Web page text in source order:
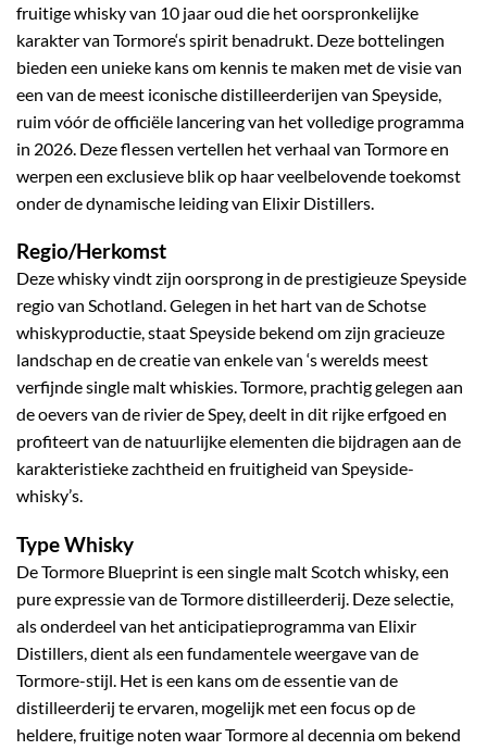
fruitige whisky van 10 jaar oud die het oorspronkelijke
karakter van Tormore‘s spirit benadrukt. Deze bottelingen
bieden een unieke kans om kennis te maken met de visie van
een van de meest iconische distilleerderijen van Speyside,
ruim vóór de officiële lancering van het volledige programma
in 2026. Deze flessen vertellen het verhaal van Tormore en
werpen een exclusieve blik op haar veelbelovende toekomst
onder de dynamische leiding van Elixir Distillers.
Regio/Herkomst
Deze whisky vindt zijn oorsprong in de prestigieuze Speyside
regio van Schotland. Gelegen in het hart van de Schotse
whiskyproductie, staat Speyside bekend om zijn gracieuze
landschap en de creatie van enkele van ‘s werelds meest
verfijnde single malt whiskies. Tormore, prachtig gelegen aan
de oevers van de rivier de Spey, deelt in dit rijke erfgoed en
profiteert van de natuurlijke elementen die bijdragen aan de
karakteristieke zachtheid en fruitigheid van Speyside-
whisky’s.
Type Whisky
De Tormore Blueprint is een single malt Scotch whisky, een
pure expressie van de Tormore distilleerderij. Deze selectie,
als onderdeel van het anticipatieprogramma van Elixir
Distillers, dient als een fundamentele weergave van de
Tormore-stijl. Het is een kans om de essentie van de
distilleerderij te ervaren, mogelijk met een focus op de
heldere, fruitige noten waar Tormore al decennia om bekend